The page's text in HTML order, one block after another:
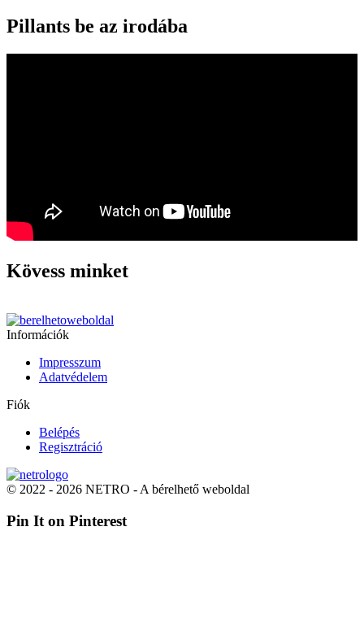
Pillants be az irodába
Kövess minket
Információk
Impresszum
Adatvédelem
Fiók
Belépés
Regisztráció
© 2022 - 2026 NETRO - A bérelhető weboldal
Pin It on Pinterest